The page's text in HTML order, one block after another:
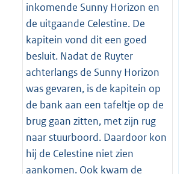
inkomende Sunny Horizon en
de uitgaande Celestine. De
kapitein vond dit een goed
besluit. Nadat de Ruyter
achterlangs de Sunny Horizon
was gevaren, is de kapitein op
de bank aan een tafeltje op de
brug gaan zitten, met zijn rug
naar stuurboord. Daardoor kon
hij de Celestine niet zien
aankomen. Ook kwam de